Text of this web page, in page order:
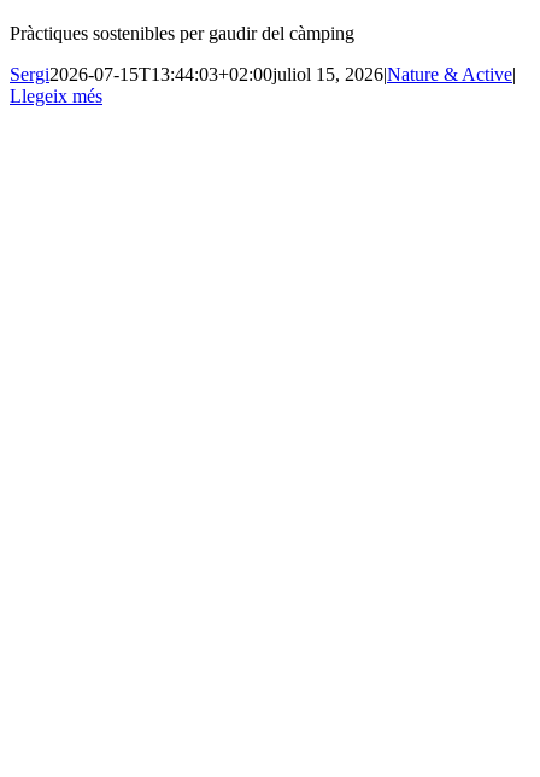
Pràctiques sostenibles per gaudir del càmping
Sergi2026-07-15T13:44:03+02:00juliol 15, 2026|Nature & Active|
Llegeix més